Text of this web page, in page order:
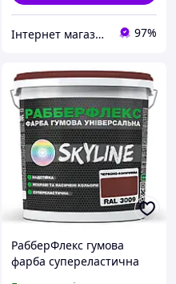
Інтернет магазин "Триколор" 97%
РабберФлекс гумова
фарба супереластична